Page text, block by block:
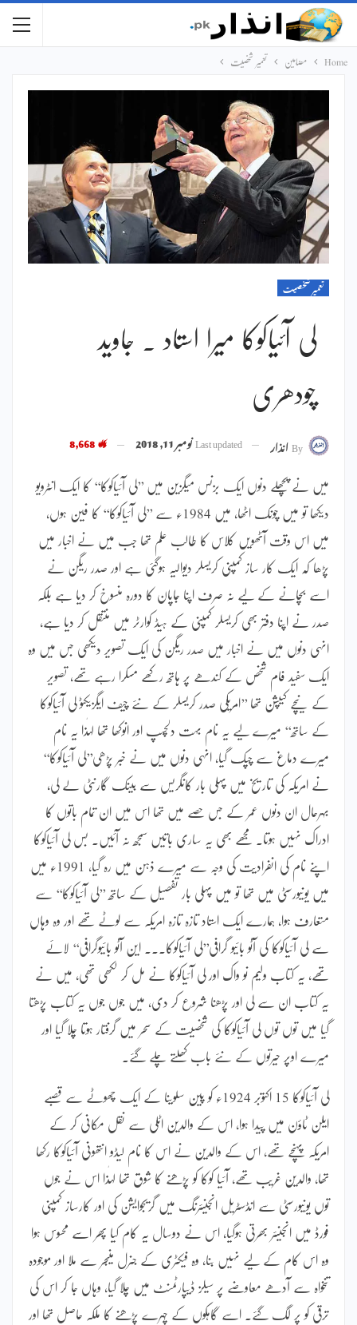
Home مضامین تعمیر شخصیت
تعمیر شخصیت
لی آئیاکوکا میرا استاد ۔ جاوید
چودھری
Byانذار Last updatedنومبر 11, 2018
میں نے پچھلے دنوں ایک بزنس میگزین میں ’’لی آئیاکوکا‘‘ کا ایک انٹرویو
دیکھا تو میں چونک اٹھا، میں 1984ء سے ’’لی آئیاکوکا‘‘ کا فین ہوں،
میں اس وقت آٹھویں کلاس کا طالب علم تھا جب میں نے اخبار میں
پڑھا کہ ایک کار ساز کمپنی کریسلر دیوالیہ ہوگئی ہے اور صدر ریگن نے
اسے بچانے کے لیے نہ صرف اپنا جاپان کا دورہ منسوخ کر دیا ہے بلکہ
صدر نے اپنا دفتر بھی کریسلر کمپنی کے ہیڈ کوارٹر میں منتقل کر دیا ہے،
انہی دنوں میں نے اخبار میں صدر ریگن کی ایک تصویر دیکھی جس میں وہ
ایک سفید فام شخص کے کندھے پر ہاتھ رکھے مسکرا رہے تھے، تصویر
کے نیچے کیپشن تھا ’’امریکی صدر کریسلر کے نئے چیف ایگزیکٹو لی آئیاکوکا
کے ساتھ‘‘ میرے لیے یہ نام بہت دلچسپ اور انوکھا تھا لہٰذا یہ نام
میرے دماغ سے چپک گیا، انہی دنوں میں نے خبر پڑھی’’لی آئیاکوکا‘‘
نے امریکہ کی تاریخ میں پہلی بار کانگریس سے بینک گارنٹی لے لی،
بہرحال ان دنوں عمر کے جس حصے میں تھا اس میں ان تمام باتوں کا
ادراک نہیں ہوتا۔ مجھے بھی یہ ساری باتیں سمجھ نہ آئیں۔ بس لی آئیاکوکا
اپنے نام کی انفرادیت کی وجہ سے میرے ذہن میں رہ گیا، 1991ء میں
میں یونیورسٹی میں تھا تو میں پہلی بار تفصیل کے ساتھ ’’لی آئیاکوکا‘‘ سے
متعارف ہوا، ہمارے ایک استاد تازہ تازہ امریکہ سے لوٹے تھے اور وہ وہاں
سے لی آئیاکوکا کی آٹو بائیو گرافی’’لی آئیاکوکا۔۔۔ این آٹو بائیوگرافی‘‘ لائے
تھے، یہ کتاب ولیم نو واک اور لی آئیاکوکا نے مل کر لکھی تھی، میں نے
یہ کتاب ان سے لی اور پڑھنا شروع کر دی، میں جوں جوں یہ کتاب پڑھتا
گیا میں توں توں لی آئیاکوکا کی شخصیت کے سحر میں گرفتار ہوتا چلا گیا اور
میرے اوپر حیرتوں کے نئے باب کھلتے چلے گئے۔
لی آئیاکوکا 15 اکتوبر 1924ء کو پین سلوینا کے ایک چھوٹے سے قصبے
ایلن ٹاؤن میں پیدا ہوا، اس کے والدین اٹلی سے نقل مکانی کر کے
امریکہ پہنچے تھے، اس کے والدین نے اس کا نام لیڈو انتھونی آئیاکوکا رکھا
تھا، والدین غریب تھے، آئیا کوکا کو پڑھنے کا شوق تھا لہٰذا اس نے جوں
توں یونیورسٹی سے انڈسٹریل انجینئرنگ میں گریجوایشن کی اور کارساز کمپنی
فورڈ میں انجینئر بھرتی ہوگیا، اس نے دوسال یہ کام کیا پھر اسے محسوس ہوا
وہ اس کام کے لیے نہیں بنا، وہ فیکٹری کے جنرل منیجر سے ملا اور موجودہ
تنخواہ سے آدھے معاوضے پر سیلز ڈیپارٹمنٹ میں چلا گیا، وہاں جا کر اس کی
ترقی کو پر لگ گئے۔ اسے گاہکوں کے چہرے پڑھنے کا ملکہ حاصل تھا اور